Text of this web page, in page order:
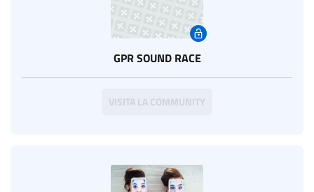
GPR SOUND RACE
VISITA LA COMMUNITY